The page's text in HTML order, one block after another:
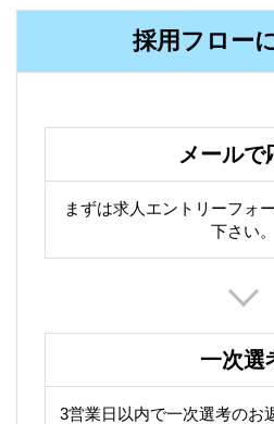
採用フロー
メールで
まずは求人エントリーフォ
下さい。
一次選
3営業日以内で一次選考のお